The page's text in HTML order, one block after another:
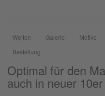
Welten Galerie Motive
Bestellung
Optimal für den
auch in neuer